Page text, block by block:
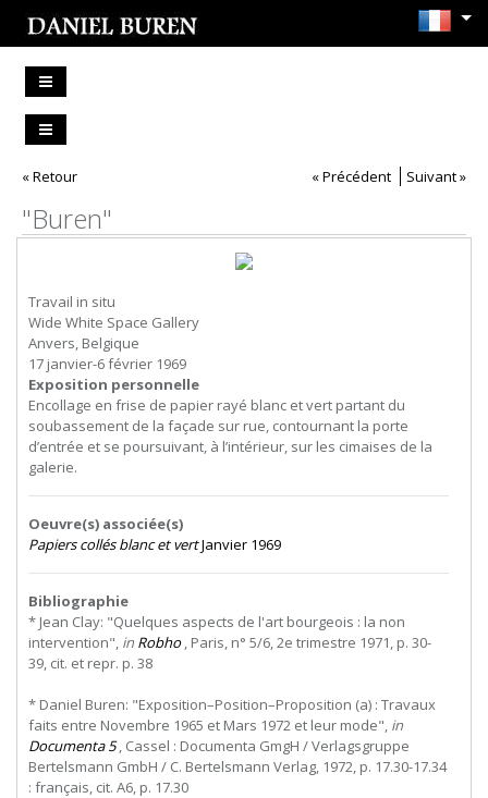
« Retour « Précédent Suivant »
"Buren"
Travail in situ
Wide White Space Gallery
Anvers, Belgique
17 janvier-6 février 1969
Exposition personnelle
Encollage en frise de papier rayé blanc et vert partant du
soubassement de la façade sur rue, contournant la porte
d’entrée et se poursuivant, à l’intérieur, sur les cimaises de la
galerie.
Oeuvre(s) associée(s)
Papiers collés blanc et vertJanvier 1969
Bibliographie
* Jean Clay: "Quelques aspects de l'art bourgeois : la non
intervention", in Robho, Paris, n° 5/6, 2e trimestre 1971, p. 30-
39, cit. et repr. p. 38
* Daniel Buren: "Exposition–Position–Proposition (a) : Travaux
faits entre Novembre 1965 et Mars 1972 et leur mode", in
Documenta 5, Cassel : Documenta GmgH / Verlagsgruppe
Bertelsmann GmbH / C. Bertelsmann Verlag, 1972, p. 17.30-17.34
: français, cit. A6, p. 17.30